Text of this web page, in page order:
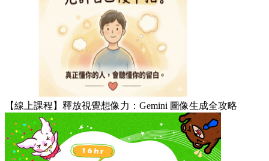
【線上課程】釋放視覺想像力：Gemini 圖像生成全攻略